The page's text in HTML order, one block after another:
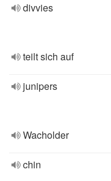
divvies
teilt sich auf
junipers
Wacholder
chin